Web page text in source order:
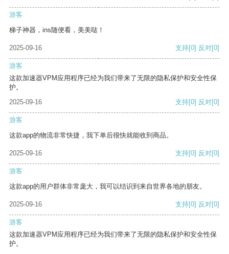
游客
梯子神器，ins随便看，美美哒！
2025-09-16 支持[0] 反对[0]
游客
这款加速器VPM应用程序已经为我们带来了无限的隐私保护和安全性保
护。
2025-09-16
支持[0] 反对[0]
游客
这款app的物流非常快捷，我下单后很快就能收到商品。
2025-09-16 支持[0] 反对[0]
游客
这款app的用户群体非常庞大，我可以结识到来自世界各地的朋友。
2025-09-16 支持[0] 反对[0]
游客
这款加速器VPM应用程序已经为我们带来了无限的隐私保护和安全性保
护。